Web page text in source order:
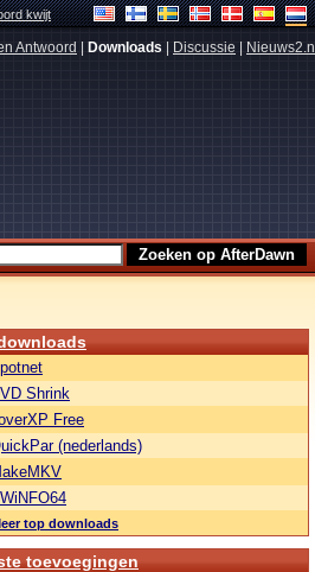
kwijt
Antwoord Downloads Discussie Nieuws2.nl
Shrink
Free
(nederlands)
top downloads
toevoegingen